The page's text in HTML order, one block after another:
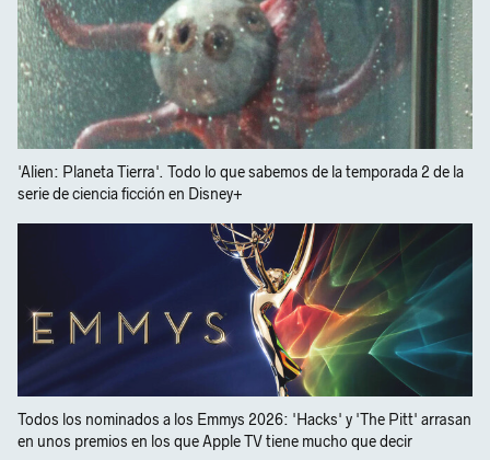
'Alien: Planeta Tierra'. Todo lo que sabemos de la temporada 2 de la
serie de ciencia ficción en Disney+
Todos los nominados a los Emmys 2026: 'Hacks' y 'The Pitt' arrasan
en unos premios en los que Apple TV tiene mucho que decir